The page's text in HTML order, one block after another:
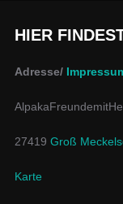
HIER
Adresse/
27419 Groß
Karte